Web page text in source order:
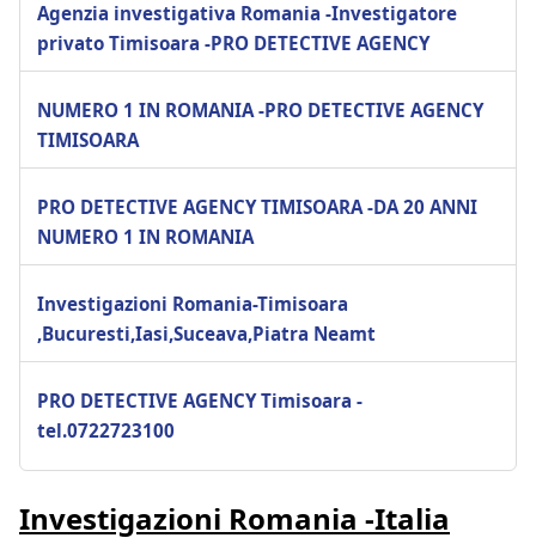
Agenzia investigativa Romania -Investigatore
privato Timisoara -PRO DETECTIVE AGENCY
NUMERO 1 IN ROMANIA -PRO DETECTIVE AGENCY
TIMISOARA
PRO DETECTIVE AGENCY TIMISOARA -DA 20 ANNI
NUMERO 1 IN ROMANIA
Investigazioni Romania-Timisoara
,Bucuresti,Iasi,Suceava,Piatra Neamt
PRO DETECTIVE AGENCY Timisoara -
tel.0722723100
Investigazioni Romania -Italia